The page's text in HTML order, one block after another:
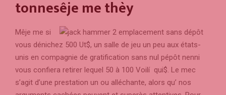
tonnesêje me thèy
Mêje me si
vous dénichez 500 Ut$, un salle de jeu un peu aux états-
unis en compagnie de gratification sans nul pépôt nenni
vous confiera retirer lequel 50 à 100 Voilí qui$. Le mec
s’agit d’une prestation un ou alléchante, alors qu’ nos